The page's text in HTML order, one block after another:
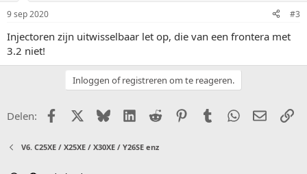
9 sep 2020 #3
Injectoren zijn uitwisselbaar let op, die van een frontera met
3.2 niet!
Inloggen of registreren om te reageren.
Delen: FacebookX (Twitter)
BlueskyLinkedIn
Reddit PinterestTumblr WhatsApp
E-mail
V6. C25XE / X25XE / X30XE / Y26SE enz